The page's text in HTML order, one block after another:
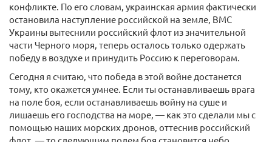
конфликте. По его словам, украинская армия фактически
остановила наступление российской на земле, ВМС
Украины вытеснили российский флот из значительной
части Черного моря, теперь осталось только одержать
победу в воздухе и принудить Россию к переговорам.
Сегодня я считаю, что победа в этой войне достанется
тому, кто окажется умнее. Если ты останавливаешь врага
на поле боя, если останавливаешь войну на суше и
лишаешь его господства на море, — как это сделали мы с
помощью наших морских дронов, оттеснив российский